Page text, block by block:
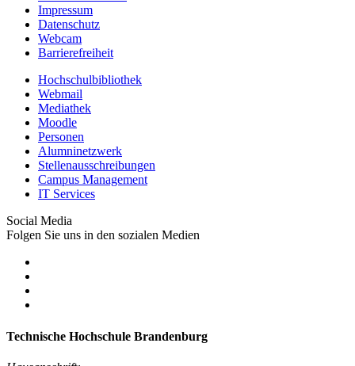
Impressum
Datenschutz
Webcam
Barrierefreiheit
Hochschulbibliothek
Webmail
Mediathek
Moodle
Personen
Alumninetzwerk
Stellenausschreibungen
Campus Management
IT Services
Social Media
Folgen Sie uns in den sozialen Medien
Technische Hochschule Brandenburg